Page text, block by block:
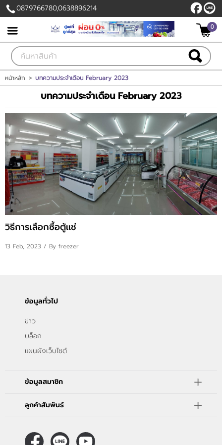
เข้าสู่ระบบ สมัครสมาชิก
สินค้าที่สนใจ( 0 )
หน้าหลัก
สินค้า
ลูกค้าของเรา
แผนกสินค้า
บัญชีผู้ใช้
ติดต่อเรา
ขั้นตอนการสั่งซื้อ
ข่าวสาร
0879766780,0638896214
0
หน้าหลัก > บทความประจำเดือน February 2023
บทความประจำเดือน February 2023
วิธีการเลือกซื้อตู้แช่
13 Feb, 2023 / By freezer
ข้อมูลทั่วไป
ข่าว
บล็อก
แผนผังเว็บไซต์
ข้อมูลสมาชิก
ลูกค้าสัมพันธ์